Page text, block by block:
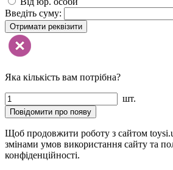
Введіть суму:
Отримати реквізити
Яка кількість вам потрібна?
шт.
Повідомити про появу
Щоб продовжити роботу з сайтом
змінами умов використання сайту та
конфіденційності.